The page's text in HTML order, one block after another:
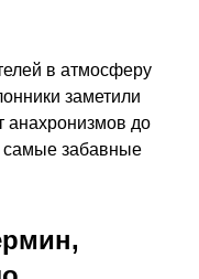
в атмосферу
заметили
анахронизмов до
забавные